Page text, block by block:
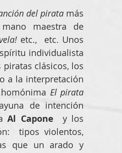
del pirata más
etc.,  etc. Unos
individualista
clásicos, los
a la interpretación
de intención
Al Capone
  y los
tipos violentos,
que un arado y